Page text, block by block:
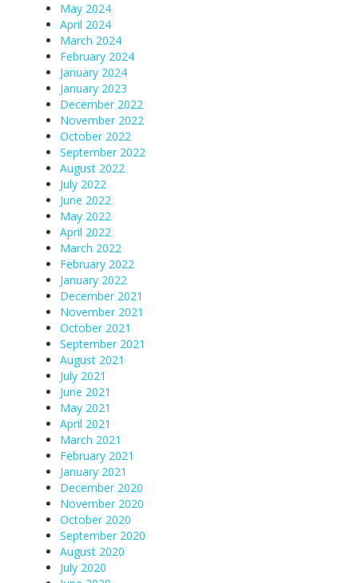
May 2024
April 2024
March 2024
February 2024
January 2024
January 2023
December 2022
November 2022
October 2022
September 2022
August 2022
July 2022
June 2022
May 2022
April 2022
March 2022
February 2022
January 2022
December 2021
November 2021
October 2021
September 2021
August 2021
July 2021
June 2021
May 2021
April 2021
March 2021
February 2021
January 2021
December 2020
November 2020
October 2020
September 2020
August 2020
July 2020